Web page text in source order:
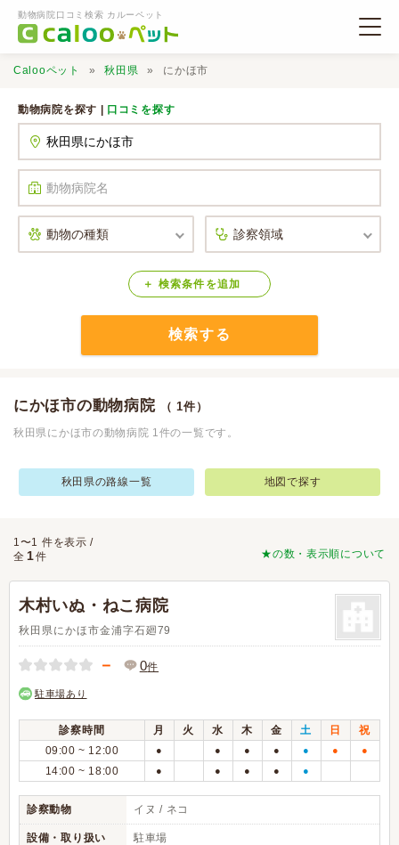
動物病院口コミ検索 カルーペット
口コミ検索
Calooペットとは？
Calooペット 秋田県 にかほ市
動物病院を探す | 口コミを探す
検索条件 を追加
検索する
にかほ市の動物病院 （ 1件）
秋田県にかほ市の動物病院 1件の一覧です。
秋田県の路線一覧 地図で探す
★の数・表示順について
1〜1 件を表示 /
全 1件
木村いぬ・ねこ病院
秋田県にかほ市金浦字石廻79
－ 0件
駐車場あり
診察時間 月 火 水 木 金 土 日
祝
09:00 ~ 12:00
● ● ● ● ● ● ●
14:00 ~ 18:00 ● ● ● ● ●
診察動物 イヌ / ネコ
設備・取り扱い 駐車場